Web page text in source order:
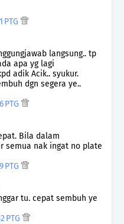
PTG
langsung.. tp
apa yg lagi
adik Acik.. syukur.
dgn segera ye..
PTG
Bila dalam
semua nak ingat no plate
PTG
tu. cepat sembuh ye
PTG